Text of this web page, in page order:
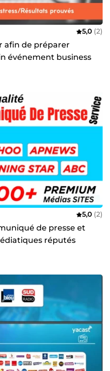
5,0 (2)
afin de préparer
événement business
5,0 (2)
de presse et
réputés